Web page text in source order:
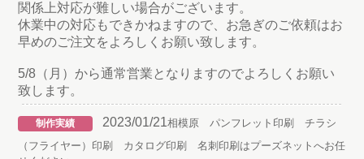
関係上対応が難しい場合がございます。
休業中の対応もできかねますので、お急ぎのご依頼はお
早めのご注文をよろしくお願い致します。
5/8（月）から通常営業となりますのでよろしくお願い
致します。
制作実績 2023/01/21相模原 パンフレット印刷 チラシ
（フライヤー）印刷 カタログ印刷 名刺印刷はプーズネットへお任